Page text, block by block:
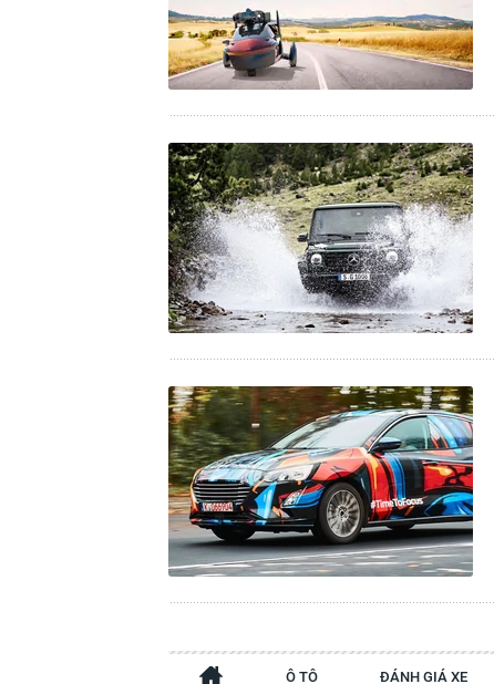
Ô TÔ ĐÁNH GIÁ XE